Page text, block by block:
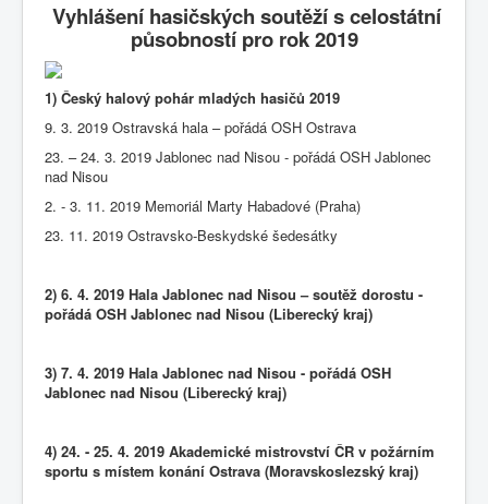
Vyhlášení hasičských soutěží s celostátní
působností pro rok 2019
1) Český halový pohár mladých hasičů 2019
9. 3. 2019 Ostravská hala – pořádá OSH Ostrava
23. – 24. 3. 2019 Jablonec nad Nisou - pořádá OSH Jablonec
nad Nisou
2. - 3. 11. 2019 Memoriál Marty Habadové (Praha)
23. 11. 2019 Ostravsko-Beskydské šedesátky
2) 6. 4. 2019 Hala Jablonec nad Nisou – soutěž dorostu -
pořádá OSH Jablonec nad Nisou (Liberecký kraj)
3) 7. 4. 2019 Hala Jablonec nad Nisou - pořádá OSH
Jablonec nad Nisou (Liberecký kraj)
4) 24. - 25. 4. 2019 Akademické mistrovství ČR v požárním
sportu s místem konání Ostrava (Moravskoslezský kraj)